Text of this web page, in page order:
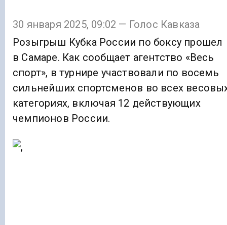
30 января 2025, 09:02 — Голос Кавказа
Розыгрыш Кубка России по боксу прошел
в Самаре. Как сообщает агентство «Весь
спорт», в турнире участвовали по восемь
сильнейших спортсменов во всех
категориях, включая 12 действующих
чемпионов России.